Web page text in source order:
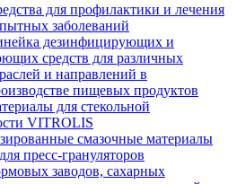
для профилактики и лечения
заболеваний
дезинфицирующих и
средств для различных
и направлений в
пищевых продуктов
для стекольной
VITROLIS
смазочные материалы
пресс-грануляторов
заводов, сахарных